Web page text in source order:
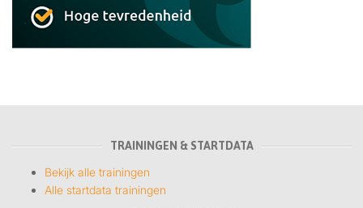
TRAININGEN & STARTDATA
Bekijk alle trainingen
Alle startdata trainingen